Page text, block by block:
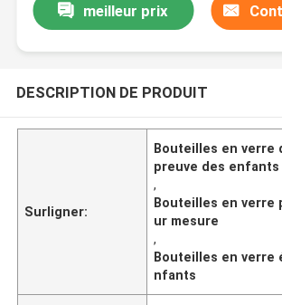
meilleur prix
DESCRIPTION DE PRODUIT
Surligner:
Bouteilles en verre
preuve des enfants
,
Bouteilles en verre
ur mesure
,
Bouteilles en verre
nfants